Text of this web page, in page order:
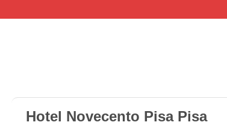
Hotel Novecento Pisa Pisa